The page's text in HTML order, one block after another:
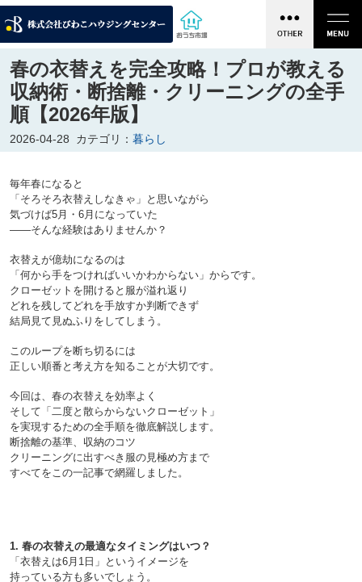
春の衣替えを完全攻略！プロが教える
収納術・断捨離・クリーニングの全手
順【2026年版】
2026-04-28 カテゴリ： 暮らし
毎年春になると
「そろそろ衣替えしなきゃ」と思いながら
気づけば5月・6月になっていた
衣替えが億劫になるのは
「何から手をつければいいかわからない」からです。
クローゼットを開けると服が溢れ返り
どれを残してどれを手放すか判断できず
結局見て見ぬふりをしてしまう。
このループを断ち切るには
今回は、春の衣替えを効率よく
そして「二度と散らからないクローゼット」
を実現するための全手順を徹底解説します。
断捨離の基準、収納のコツ
クリーニングに出すべき服の見極め方まで
1. 春の衣替えの最適なタイミングはいつ？
「衣替えは6月1日」というイメージを
持っている方も多いでしょう。